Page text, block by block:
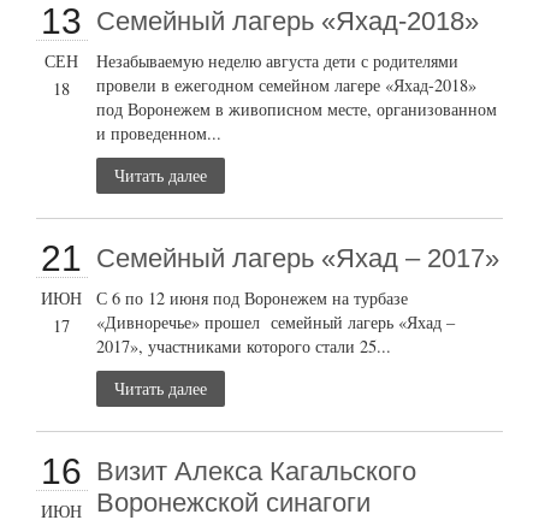
13
СЕН
18
Семейный лагерь «Яхад-2018»
Незабываемую неделю августа дети с родителями
провели в ежегодном семейном лагере «Яхад-2018»
под Воронежем в живописном месте, организованном
и проведенном...
Читать далее
21
ИЮН
17
Семейный лагерь «Яхад – 2017»
С 6 по 12 июня под Воронежем на турбазе
«Дивноречье» прошел семейный лагерь «Яхад –
2017», участниками которого стали 25...
Читать далее
16
ИЮН
Визит Алекса Кагальского
Воронежской синагоги